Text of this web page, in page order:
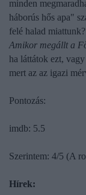
minden
háborús hős apa"
felé halad
Amikor megállt a
ha láttátok ezt,
mert az az igazi
Pontozás:
imdb: 5.5
Szerintem: 4/5 (A
Hírek: